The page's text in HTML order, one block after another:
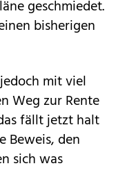
geschmiedet.
bisherigen
mit viel
Weg zur Rente
fällt jetzt halt
Beweis, den
sich was